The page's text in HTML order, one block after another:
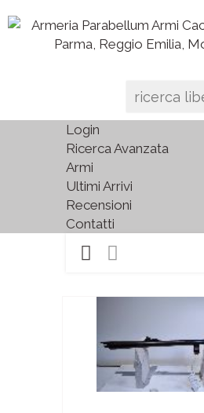
Login
Ricerca Avanzata
Armi
Ultimi Arrivi
Recensioni
Contatti